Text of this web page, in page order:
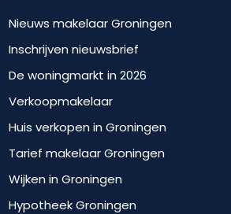
Nieuws makelaar Groningen
Inschrijven nieuwsbrief
De woningmarkt in 2026
Verkoopmakelaar
Huis verkopen in Groningen
Tarief makelaar Groningen
Wijken in Groningen
Hypotheek Groningen